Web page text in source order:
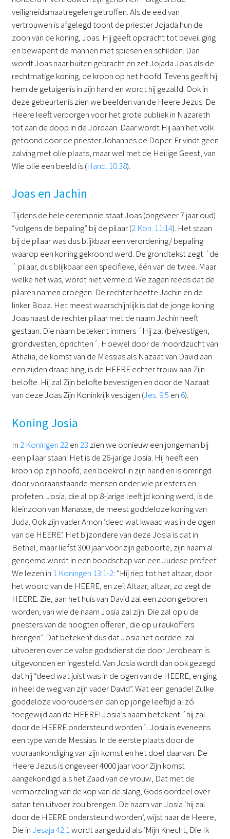
veiligheidsmaatregelen getroffen. Als de eed van
vertrouwen is afgelegd toont de priester Jojada hun de
zoon van de koning, Joas. Hij geeft opdracht tot beveiliging
en bewapent de mannen met spiesen en schilden. Dan
wordt Joas naar buiten gebracht en zet Jojada Joas als de
rechtmatige koning, de kroon op het hoofd. Tevens geeft hij
hem de getuigenis in zijn hand en wordt hij gezalfd. Ook in
deze gebeurtenis zien we beelden van de Heere Jezus. De
Heere leeft verborgen voor het grote publiek in Nazareth
tot aan de doop in de Jordaan. Daar wordt Hij aan het volk
getoond door de priester Johannes de Doper. Er vindt geen
zalving met olie plaats, maar wel met de Heilige Geest, van
Wie olie een beeld is (Hand. 10:38).
Joas en Jachin
Tijdens de hele ceremonie staat Joas (ongeveer 7 jaar oud)
“volgens de bepaling” bij de pilaar (2 Kon. 11:14). Het staan
bij de pilaar was dus blijkbaar een verordening/ bepaling
waarop een koning gekroond werd. De grondtekst zegt ´de
´ pilaar, dus blijkbaar een specifieke, één van de twee. Maar
welke het was, wordt niet vermeld. We zagen reeds dat de
pilaren namen droegen. De rechter heette Jachin en de
linker Boaz. Het meest waarschijnlijk is dat de jonge koning
Joas naast de rechter pilaar met de naam Jachin heeft
gestaan. Die naam betekent immers ´Hij zal (be)vestigen,
grondvesten, oprichten´. Hoewel door de moordzucht van
Athalia, de komst van de Messias als Nazaat van David aan
een zijden draad hing, is de HEERE echter trouw aan Zijn
belofte. Hij zal Zijn belofte bevestigen en door de Nazaat
van deze Joas Zijn Koninkrijk vestigen (Jes. 9:5 en 6).
Koning Josia
In2 Koningen 22en23 zien we opnieuw een jongeman bij
een pilaar staan. Het is de 26-jarige Josia. Hij heeft een
kroon op zijn hoofd, een boekrol in zijn hand en is omringd
door vooraanstaande mensen onder wie priesters en
profeten. Josia, die al op 8-jarige leeftijd koning werd, is de
kleinzoon van Manasse, de meest goddeloze koning van
Juda. Ook zijn vader Amon ‘deed wat kwaad was in de ogen
van de HEERE’. Het bijzondere van deze Josia is dat in
Bethel, maar liefst 300 jaar voor zijn geboorte, zijn naam al
genoemd wordt in een boodschap van een Judese profeet.
We lezen in 1 Koningen 13:1-2: “Hij riep tot het altaar, door
het woord van de HEERE, en zei: Altaar, altaar, zo zegt de
HEERE: Zie, aan het huis van David zal een zoon geboren
worden, van wie de naam Josia zal zijn. Die zal op u de
priesters van de hoogten offeren, die op u reukoffers
brengen”. Dat betekent dus dat Josia het oordeel zal
uitvoeren over de valse godsdienst die door Jerobeam is
uitgevonden en ingesteld. Van Josia wordt dan ook gezegd
dat hij “deed wat juist was in de ogen van de HEERE, en ging
in heel de weg van zijn vader David”. Wat een genade! Zulke
goddeloze voorouders en dan op jonge leeftijd al zó
toegewijd aan de HEERE! Josia’s naam betekent ´hij zal
door de HEERE ondersteund worden´. Josia is eveneens
een type van de Messias. In de eerste plaats door de
vooraankondiging van zijn komst en het doel daarvan. De
Heere Jezus is ongeveer 4000 jaar voor Zijn komst
aangekondigd als het Zaad van de vrouw, Dat met de
vermorzeling van de kop van de slang, Gods oordeel over
satan ten uitvoer zou brengen. De naam van Josia ‘hij zal
door de HEERE ondersteund worden’, wijst naar de Heere,
Die inJesaja 42:1wordt aangeduid als ‘Mijn Knecht, Die Ik